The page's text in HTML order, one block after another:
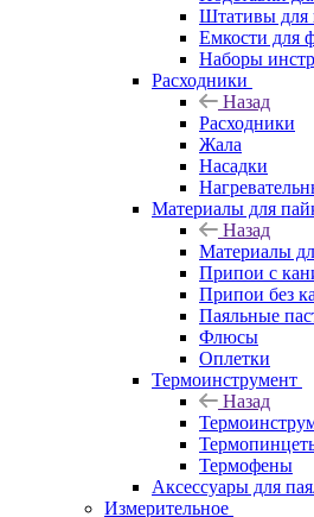
Штативы для
Емкости для
Наборы
Расходники
Назад
Расходники
Жала
Насадки
Материалы для
Назад
Материалы
Припои с
Припои без
Паяльные
Флюсы
Оплетки
Термоинструмент
Назад
Термофены
Аксессуары для
Измерительное